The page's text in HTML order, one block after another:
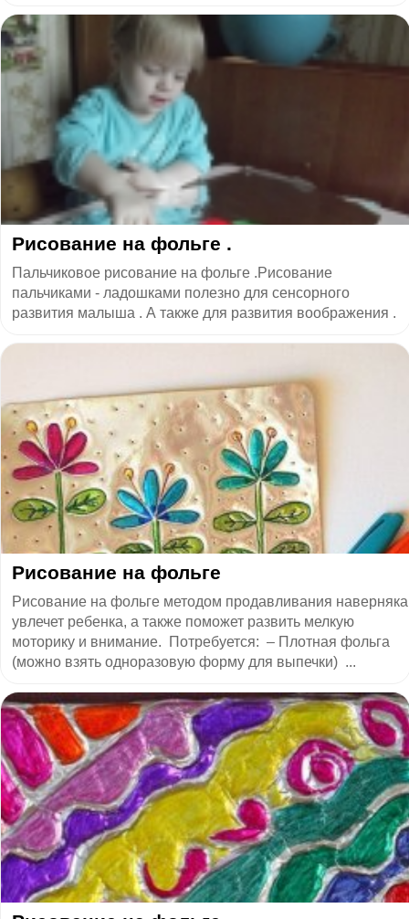
Рисование на фольге .
Пальчиковое рисование на фольге .Рисование
пальчиками - ладошками полезно для сенсорного
развития малыша . А также для развития воображения .
Рисование на фольге
Рисование на фольге методом продавливания наверняка
увлечет ребенка, а также поможет развить мелкую
моторику и внимание. Потребуется: – Плотная фольга
(можно взять одноразовую форму для выпечки) ...